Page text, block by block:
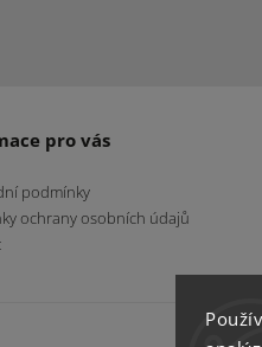
pro vás
podmínky
ochrany osobních údajů